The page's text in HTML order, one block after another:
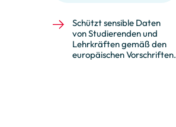
Schützt sensible Daten
von Studierenden und
Lehrkräften gemäß den
europäischen Vorschriften.